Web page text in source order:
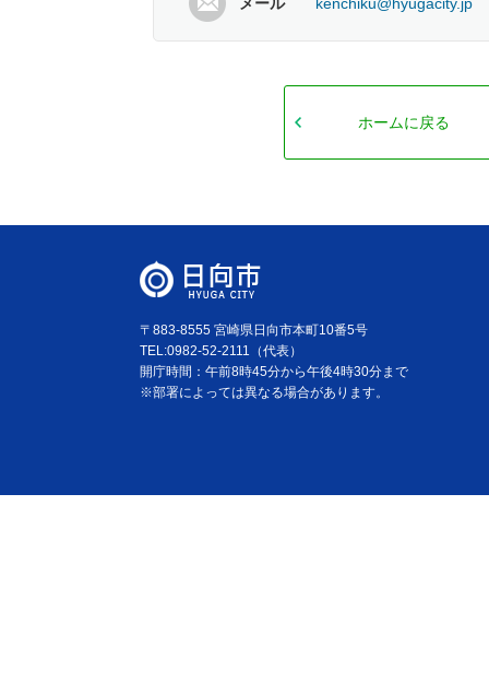
ホームに戻る
〒883-8555 宮崎県日向市本町10番5号
TEL:0982-52-2111（代表）
開庁時間：午前8時45分から午後4時30分まで
※部署によっては異なる場合があります。